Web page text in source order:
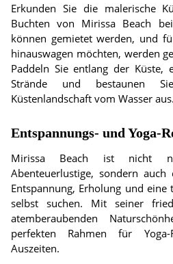
Erkunden Sie die malerische
Buchten von Mirissa Beach
können gemietet werden, und
hinauswagen möchten, werden
Paddeln Sie entlang der Küste,
Strände und bestaunen
Küstenlandschaft vom Wasser aus.
Entspannungs- und Yoga-
Mirissa Beach ist nicht
Abenteuerlustige, sondern
Entspannung, Erholung und
selbst suchen. Mit seiner
atemberaubenden
perfekten Rahmen für Yoga-
Auszeiten.